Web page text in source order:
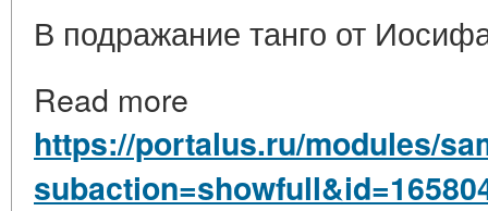
В подражание танго от
Read more
https://portalus.ru/modules/